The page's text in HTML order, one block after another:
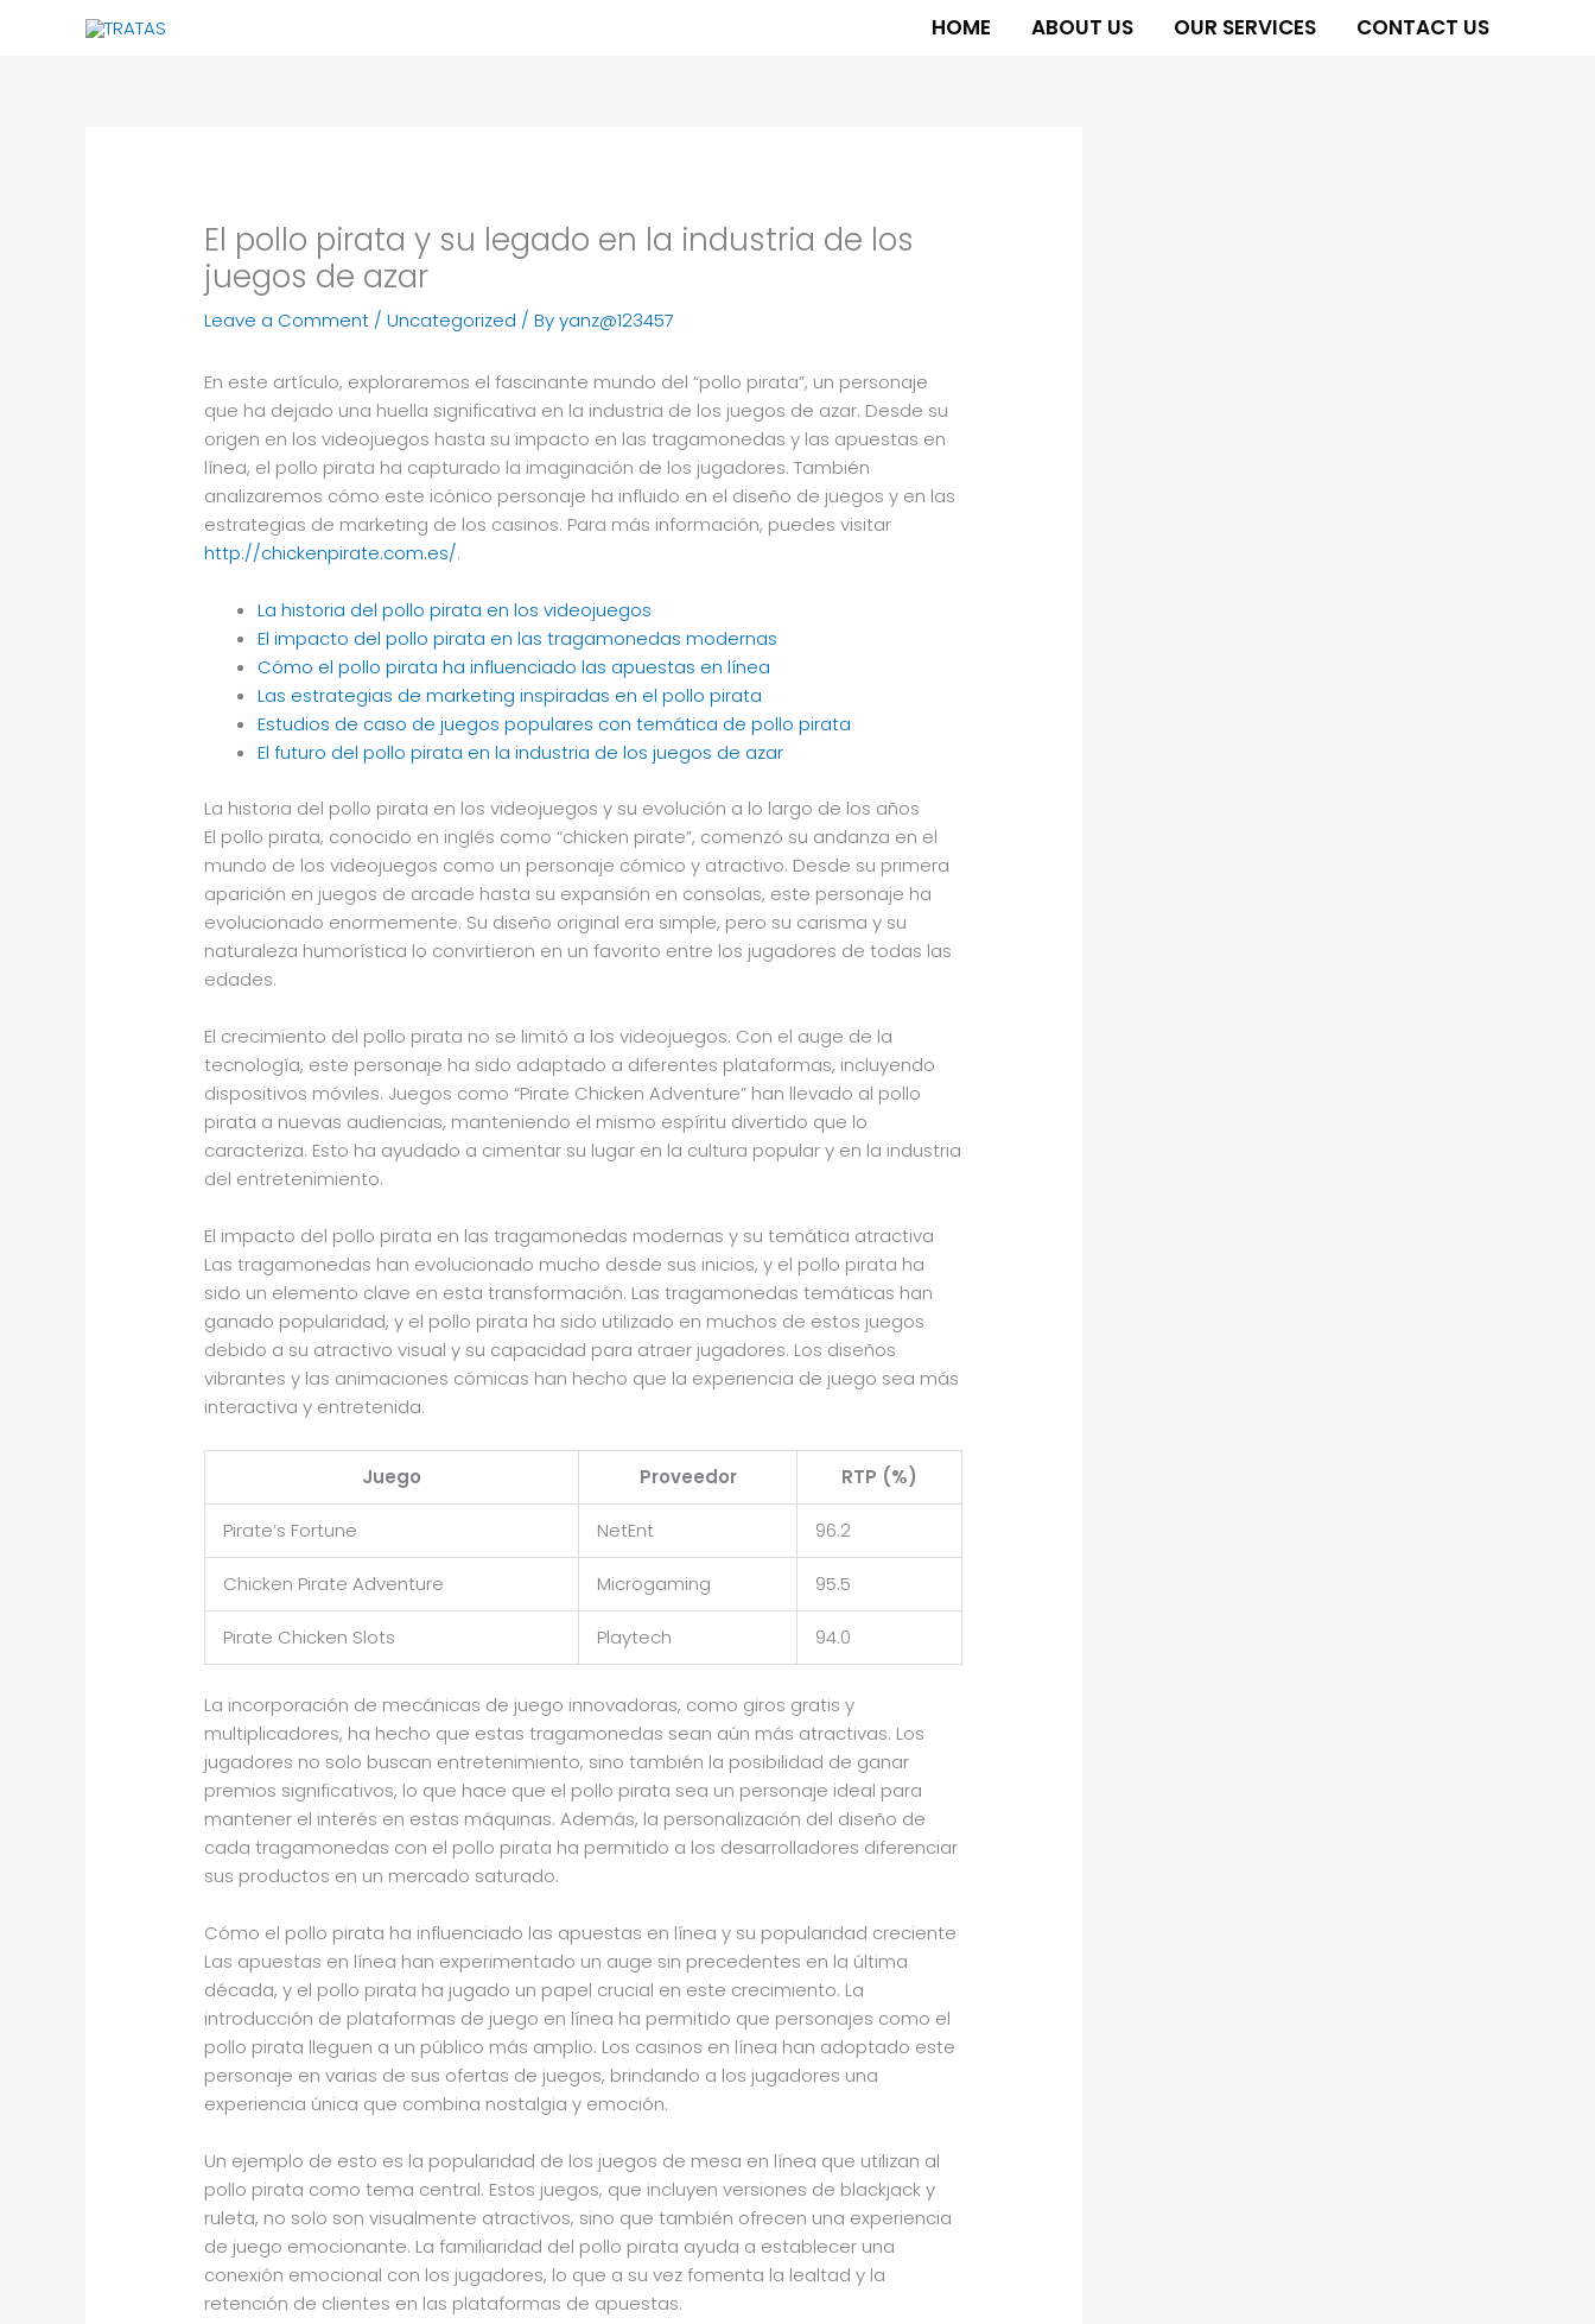
HOME ABOUT US OUR SERVICES CONTACT US
El pollo pirata y su legado en la industria de los
juegos de azar
Leave a Comment /Uncategorized / Byyanz@123457
En este artículo, exploraremos el fascinante mundo del “pollo pirata”, un personaje
que ha dejado una huella significativa en la industria de los juegos de azar. Desde su
origen en los videojuegos hasta su impacto en las tragamonedas y las apuestas en
línea, el pollo pirata ha capturado la imaginación de los jugadores. También
analizaremos cómo este icónico personaje ha influido en el diseño de juegos y en las
estrategias de marketing de los casinos. Para más información, puedes visitar
http://chickenpirate.com.es/.
La historia del pollo pirata en los videojuegos
El impacto del pollo pirata en las tragamonedas modernas
Cómo el pollo pirata ha influenciado las apuestas en línea
Las estrategias de marketing inspiradas en el pollo pirata
Estudios de caso de juegos populares con temática de pollo pirata
El futuro del pollo pirata en la industria de los juegos de azar
La historia del pollo pirata en los videojuegos y su evolución a lo largo de los años
El pollo pirata, conocido en inglés como “chicken pirate”, comenzó su andanza en el
mundo de los videojuegos como un personaje cómico y atractivo. Desde su primera
aparición en juegos de arcade hasta su expansión en consolas, este personaje ha
evolucionado enormemente. Su diseño original era simple, pero su carisma y su
naturaleza humorística lo convirtieron en un favorito entre los jugadores de todas las
edades.
El crecimiento del pollo pirata no se limitó a los videojuegos. Con el auge de la
tecnología, este personaje ha sido adaptado a diferentes plataformas, incluyendo
dispositivos móviles. Juegos como “Pirate Chicken Adventure” han llevado al pollo
pirata a nuevas audiencias, manteniendo el mismo espíritu divertido que lo
caracteriza. Esto ha ayudado a cimentar su lugar en la cultura popular y en la industria
del entretenimiento.
El impacto del pollo pirata en las tragamonedas modernas y su temática atractiva
Las tragamonedas han evolucionado mucho desde sus inicios, y el pollo pirata ha
sido un elemento clave en esta transformación. Las tragamonedas temáticas han
ganado popularidad, y el pollo pirata ha sido utilizado en muchos de estos juegos
debido a su atractivo visual y su capacidad para atraer jugadores. Los diseños
vibrantes y las animaciones cómicas han hecho que la experiencia de juego sea más
interactiva y entretenida.
Juego Proveedor RTP (%)
Pirate’s Fortune NetEnt 96.2
Chicken Pirate Adventure Microgaming 95.5
Pirate Chicken Slots Playtech 94.0
La incorporación de mecánicas de juego innovadoras, como giros gratis y
multiplicadores, ha hecho que estas tragamonedas sean aún más atractivas. Los
jugadores no solo buscan entretenimiento, sino también la posibilidad de ganar
premios significativos, lo que hace que el pollo pirata sea un personaje ideal para
mantener el interés en estas máquinas. Además, la personalización del diseño de
cada tragamonedas con el pollo pirata ha permitido a los desarrolladores diferenciar
sus productos en un mercado saturado.
Cómo el pollo pirata ha influenciado las apuestas en línea y su popularidad creciente
Las apuestas en línea han experimentado un auge sin precedentes en la última
década, y el pollo pirata ha jugado un papel crucial en este crecimiento. La
introducción de plataformas de juego en línea ha permitido que personajes como el
pollo pirata lleguen a un público más amplio. Los casinos en línea han adoptado este
personaje en varias de sus ofertas de juegos, brindando a los jugadores una
experiencia única que combina nostalgia y emoción.
Un ejemplo de esto es la popularidad de los juegos de mesa en línea que utilizan al
pollo pirata como tema central. Estos juegos, que incluyen versiones de blackjack y
ruleta, no solo son visualmente atractivos, sino que también ofrecen una experiencia
de juego emocionante. La familiaridad del pollo pirata ayuda a establecer una
conexión emocional con los jugadores, lo que a su vez fomenta la lealtad y la
retención de clientes en las plataformas de apuestas.